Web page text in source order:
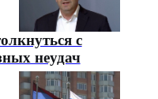
с
неудач